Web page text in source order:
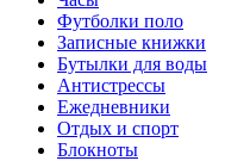
Футболки поло
Записные книжки
Бутылки для воды
Антистрессы
Ежедневники
Отдых и спорт
Блокноты